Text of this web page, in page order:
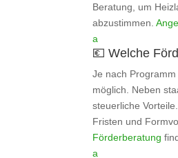
Beratung, um
abzustimmen.
a
💶 Welche
Je nach
möglich. Neben
steuerliche
Fristen und
Förderberatung
a